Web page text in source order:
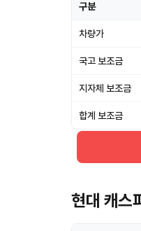
구분
차량가
국고 보조금
지자체 보조금
합계 보조금
현대 캐스